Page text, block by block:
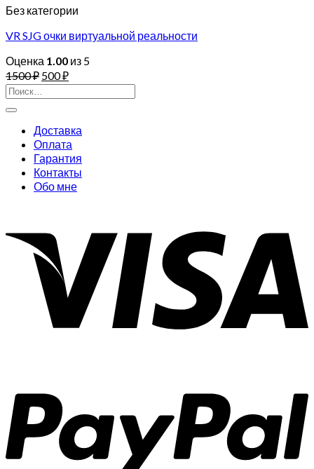
Без категории
VR SJG очки виртуальной реальности
Оценка 1.00 из 5
1500₽ 500₽
Искать:
Доставка
Оплата
Гарантия
Контакты
Обо мне